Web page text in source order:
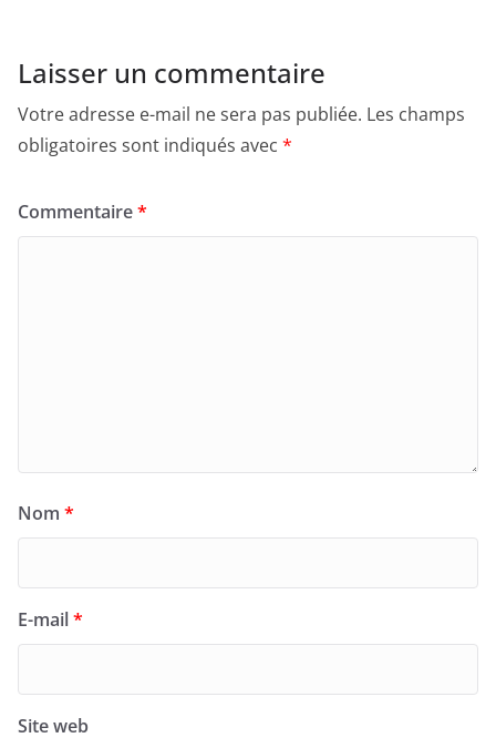
Laisser un commentaire
Votre adresse e-mail ne sera pas publiée. Les champs
obligatoires sont indiqués avec *
Commentaire*
Nom *
E-mail*
Site web